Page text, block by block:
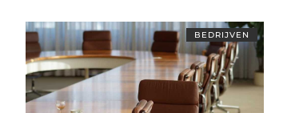
BEDRIJVEN